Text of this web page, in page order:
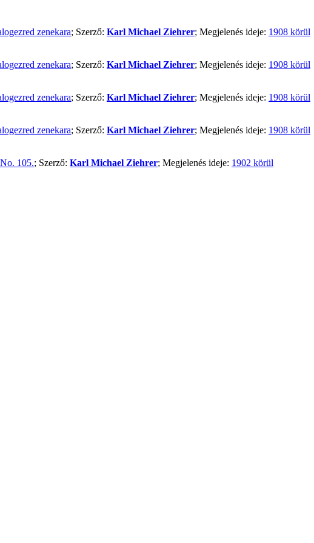
zenekara; Szerző: Karl Michael Ziehrer; Megjelenés ideje: 1908 körül
zenekara; Szerző: Karl Michael Ziehrer; Megjelenés ideje: 1908 körül
zenekara; Szerző: Karl Michael Ziehrer; Megjelenés ideje: 1908 körül
zenekara; Szerző: Karl Michael Ziehrer; Megjelenés ideje: 1908 körül
105.; Szerző: Karl Michael Ziehrer; Megjelenés ideje: 1902 körül